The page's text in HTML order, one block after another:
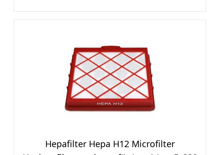
Hepafilter Hepa H12 Microfilter